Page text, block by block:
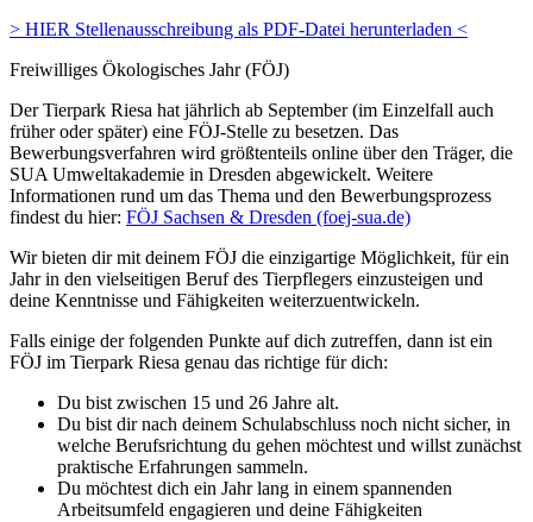
> HIER Stellenausschreibung als PDF-Datei herunterladen <
Freiwilliges Ökologisches Jahr (FÖJ)
Der Tierpark Riesa hat jährlich ab September (im Einzelfall auch
früher oder später) eine FÖJ-Stelle zu besetzen. Das
Bewerbungsverfahren wird größtenteils online über den Träger, die
SUA Umweltakademie in Dresden abgewickelt. Weitere
Informationen rund um das Thema und den Bewerbungsprozess
findest du hier: FÖJ Sachsen & Dresden (foej-sua.de)
Wir bieten dir mit deinem FÖJ die einzigartige Möglichkeit, für ein
Jahr in den vielseitigen Beruf des Tierpflegers einzusteigen und
deine Kenntnisse und Fähigkeiten weiterzuentwickeln.
Falls einige der folgenden Punkte auf dich zutreffen, dann ist ein
FÖJ im Tierpark Riesa genau das richtige für dich:
Du bist zwischen 15 und 26 Jahre alt.
Du bist dir nach deinem Schulabschluss noch nicht sicher, in
welche Berufsrichtung du gehen möchtest und willst zunächst
praktische Erfahrungen sammeln.
Du möchtest dich ein Jahr lang in einem spannenden
Arbeitsumfeld engagieren und deine Fähigkeiten